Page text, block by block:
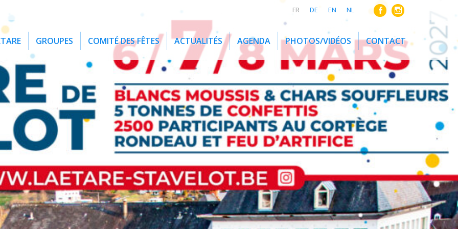
FR DE EN NL
GROUPES COMITÉ DES FÊTES ACTUALITÉS AGENDA PHOTOS/VIDÉOS CONTACT